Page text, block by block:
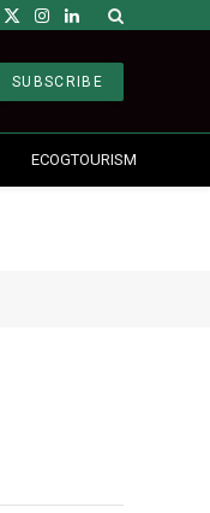
X
Instagram
LinkedIn
SUBSCRIBE
ECOGTOURISM